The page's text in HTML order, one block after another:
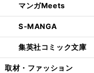
マンガMeets
S-MANGA
集英社コミック文庫
取材・ファッション